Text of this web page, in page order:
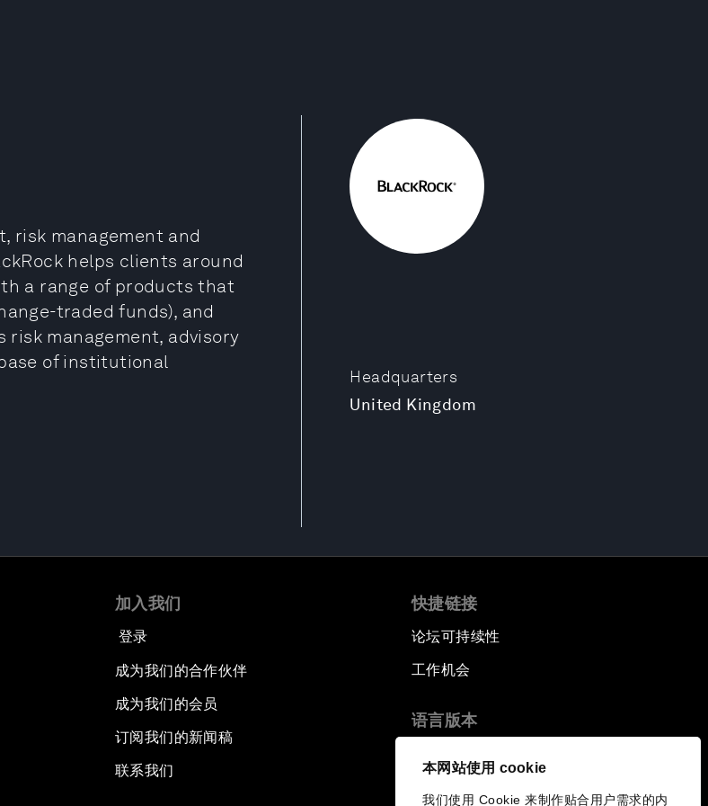
本网站使用 cookie
我们使用 Cookie 来制作贴合用户需求的内
Headquarters
United Kingdom
risk management and
helps clients around
a range of products that
traded funds), and
risk management, advisory
of institutional
加入我们
登录
成为我们的合作伙伴
成为我们的会员
订阅我们的新闻稿
联系我们
快捷链接
论坛可持续性
工作机会
语言版本